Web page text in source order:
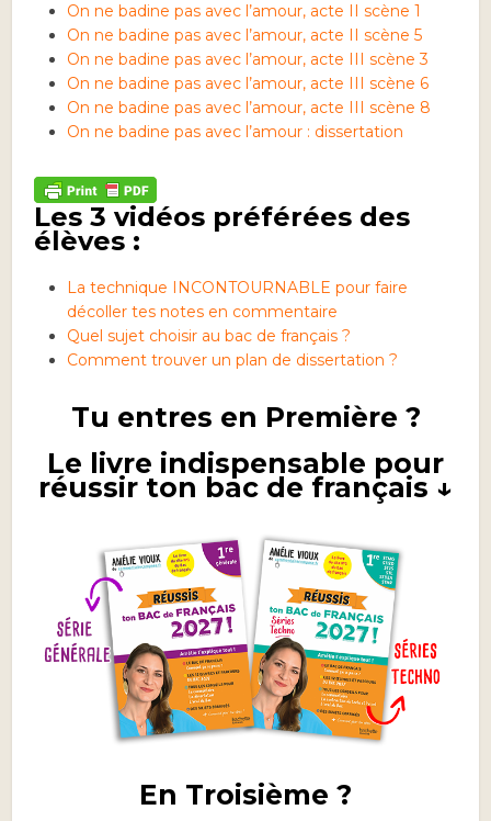
On ne badine pas avec l’amour, acte II scène 1
On ne badine pas avec l’amour, acte II scène 5
On ne badine pas avec l’amour, acte III scène 3
On ne badine pas avec l’amour, acte III scène 6
On ne badine pas avec l’amour, acte III scène 8
On ne badine pas avec l’amour : dissertation
Les 3 vidéos préférées des
élèves :
La technique INCONTOURNABLE pour faire
décoller tes notes en commentaire
Quel sujet choisir au bac de français ?
Comment trouver un plan de dissertation ?
Tu entres en Première ?
Le livre indispensable pour
réussir ton bac de français ↓
En Troisième ?